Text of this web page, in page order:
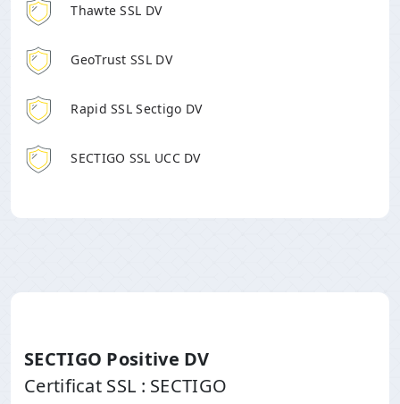
Thawte SSL DV
GeoTrust SSL DV
Rapid SSL Sectigo DV
SECTIGO SSL UCC DV
SECTIGO Positive DV
Certificat SSL : SECTIGO